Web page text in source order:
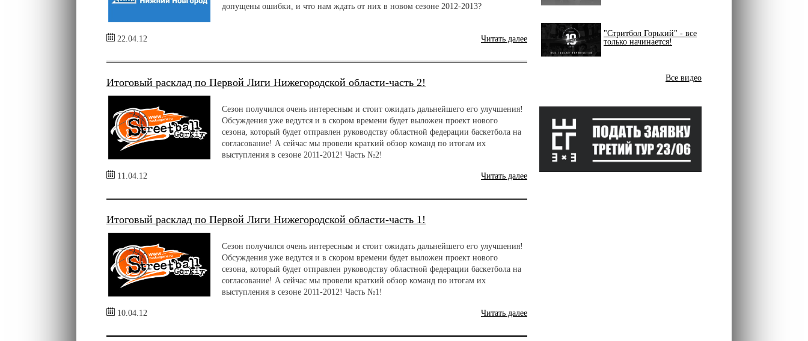
допущены ошибки, и что нам ждать от них в новом сезоне 2012-2013?
22.04.12 Читать далее
Итоговый расклад по Первой Лиги Нижегородской области-часть 2!
Сезон получился очень интересным и стоит ожидать дальнейшего его улучшения!
Обсуждения уже ведутся и в скором времени будет выложен проект нового
сезона, который будет отправлен руководству областной федерации баскетбола на
согласование! А сейчас мы провели краткий обзор команд по итогам их
выступления в сезоне 2011-2012! Часть №2!
11.04.12 Читать далее
Итоговый расклад по Первой Лиги Нижегородской области-часть 1!
Сезон получился очень интересным и стоит ожидать дальнейшего его улучшения!
Обсуждения уже ведутся и в скором времени будет выложен проект нового
сезона, который будет отправлен руководству областной федерации баскетбола на
согласование! А сейчас мы провели краткий обзор команд по итогам их
выступления в сезоне 2011-2012! Часть №1!
10.04.12 Читать далее
"Стритбол Горький" - все
только начинается!
Все видео